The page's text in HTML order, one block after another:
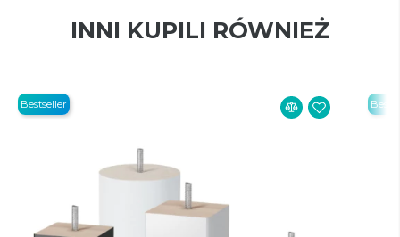
INNI KUPILI RÓWNIEŻ
Bestseller